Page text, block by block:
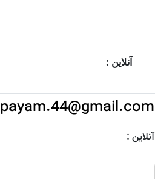
آنلاین :
payam.44@gmail.com (علی پیام)
آنلاین :